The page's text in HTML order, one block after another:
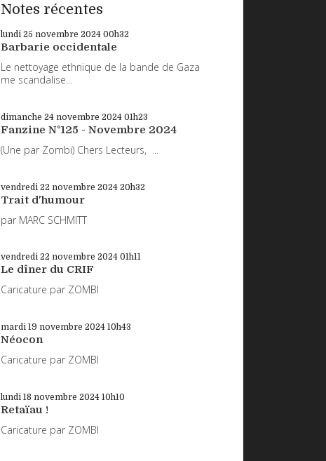
Notes récentes
lundi 25 novembre 2024 00h32
Barbarie occidentale
Le nettoyage ethnique de la bande de Gaza
me scandalise...
dimanche 24 novembre 2024 01h23
Fanzine N°125 - Novembre 2024
(Une par Zombi) Chers Lecteurs, ...
vendredi 22 novembre 2024 20h32
Trait d'humour
par MARC SCHMITT
vendredi 22 novembre 2024 01h11
Le dîner du CRIF
Caricature par ZOMBI
mardi 19 novembre 2024 10h43
Néocon
Caricature par ZOMBI
lundi 18 novembre 2024 10h10
Retaïau !
Caricature par ZOMBI